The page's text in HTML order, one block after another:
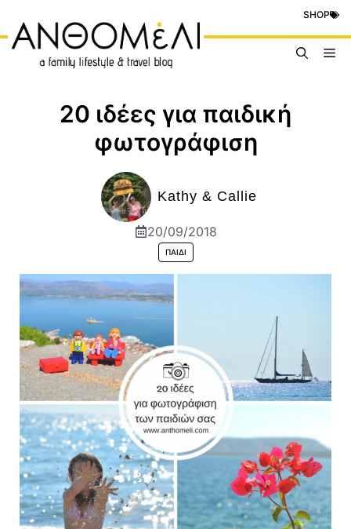
περιεχόμενο
SHOP
20 ιδέες για παιδική
φωτογράφιση
Kathy & Callie
20/09/2018
ΠΑΙΔΊ